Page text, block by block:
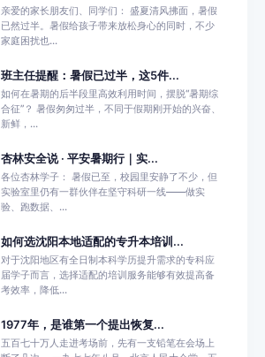
亲爱的家长朋友们、同学们： 盛夏清风拂面，暑假
已然过半。暑假给孩子带来放松身心的同时，不少
家庭困扰也...
班主任提醒：暑假已过半，这5件...
如何在暑期的后半段里高效利用时间，摆脱“暑期综
合征”？ 暑假匆匆过半，不同于假期刚开始的兴奋、
新鲜，...
杏林安全说 · 平安暑期行｜实...
各位杏林学子： 暑假已至，校园里安静了不少，但
实验室里仍有一群伙伴在坚守科研一线——做实
验、跑数据、...
如何选沈阳本地适配的专升本培训...
对于沈阳地区有全日制本科学历提升需求的专科应
届学子而言，选择适配的培训服务能够有效提高备
考效率，降低...
1977年，是谁第一个提出恢复...
五百七十万人走进考场前，先有一支铅笔在会场上